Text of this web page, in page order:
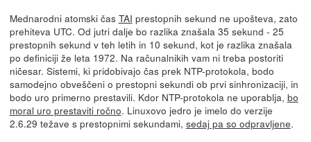
Mednarodni atomski čas TAI prestopnih sekund ne upošteva, zato
prehiteva UTC. Od jutri dalje bo razlika znašala 35 sekund - 25
prestopnih sekund v teh letih in 10 sekund, kot je razlika znašala
po definiciji že leta 1972. Na računalnikih vam ni treba postoriti
ničesar. Sistemi, ki pridobivajo čas prek NTP-protokola, bodo
samodejno obveščeni o prestopni sekundi ob prvi sinhronizaciji, in
bodo uro primerno prestavili. Kdor NTP-protokola ne uporablja, bo
moral uro prestaviti ročno. Linuxovo jedro je imelo do verzije
2.6.29 težave s prestopnimi sekundami, sedaj pa so odpravljene.